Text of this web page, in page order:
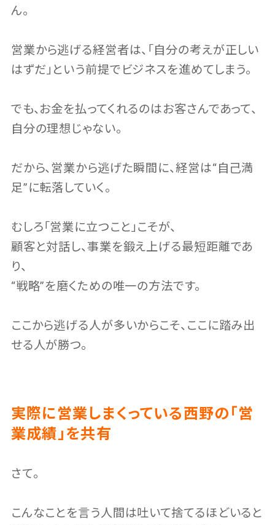
ん。
営業から逃げる経営者は、「自分の考えが正しい
はずだ」という前提でビジネスを進めてしまう。
でも、お金を払ってくれるのはお客さんであって、
自分の理想じゃない。
だから、営業から逃げた瞬間に、経営は“自己満
足”に転落していく。
むしろ「営業に立つこと」こそが、
顧客と対話し、事業を鍛え上げる最短距離であ
り、
“戦略”を磨くための唯一の方法です。
ここから逃げる人が多いからこそ、ここに踏み出
せる人が勝つ。
実際に営業しまくっている西野の「営
業成績」を共有
さて。
こんなことを言う人間は吐いて捨てるほどいると